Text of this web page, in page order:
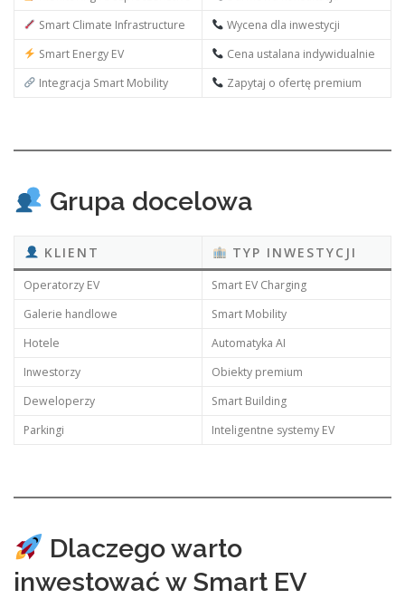
Smart Climate Infrastructure
Wycena dla inwestycji
Smart Energy EV
Cena ustalana indywidualnie
Integracja Smart Mobility
Zapytaj o ofertę premium
Grupa docelowa
KLIENT TYP INWESTYCJI
Operatorzy EV
Smart EV Charging
Galerie handlowe
Smart Mobility
Hotele
Automatyka AI
Inwestorzy
Obiekty premium
Deweloperzy
Smart Building
Parkingi
Inteligentne systemy EV
Dlaczego warto
inwestować w Smart EV